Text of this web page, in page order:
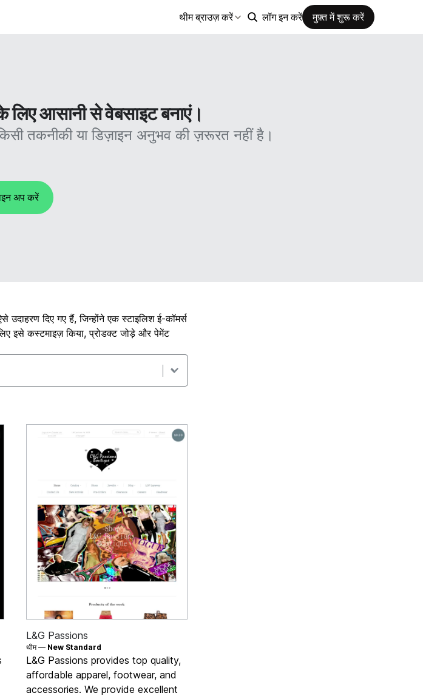
थीम ब्राउज़ करें लॉग इन करें मुफ़्त में शुरू करें
आसानी से वेबसाइट बनाएं।
तकनीकी या डिज़ाइन अनुभव की ज़रूरत नहीं है।
अप करें
दिए गए हैं, जिन्होंने एक स्टाइलिश ई-कॉमर्स
इसे कस्टमाइज़ किया, प्रोडक्ट जोड़े और पेमेंट
L&G Passions
थीम — New Standard
L&G Passions provides top quality,
affordable apparel, footwear, and
accessories. We provide excellent